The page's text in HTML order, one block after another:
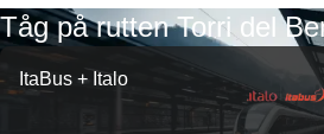
Tåg på rutten Torri del
ItaBus + Italo